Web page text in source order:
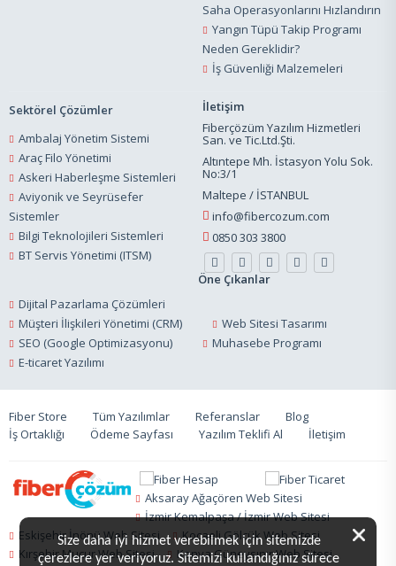
Saha Operasyonlarını Hızlandırın
Yangın Tüpü Takip Programı
Neden Gereklidir?
İş Güvenliği Malzemeleri
Sektörel Çözümler
Ambalaj Yönetim Sistemi
Araç Filo Yönetimi
Askeri Haberleşme Sistemleri
Aviyonik ve Seyrüsefer
Sistemler
Bilgi Teknolojileri Sistemleri
BT Servis Yönetimi (ITSM)
İletişim
Fiberçözüm Yazılım Hizmetleri
San. ve Tic.Ltd.Şti.
Altıntepe Mh. İstasyon Yolu Sok.
No:3/1
Maltepe / İSTANBUL
info@fibercozum.com
0850 303 3800
Öne Çıkanlar
Dijital Pazarlama Çözümleri
Müşteri İlişkileri Yönetimi (CRM)
Web Sitesi Tasarımı
SEO (Google Optimizasyonu)
Muhasebe Programı
E-ticaret Yazılımı
Fiber Store Tüm Yazılımlar Referanslar
Blog
İş Ortaklığı
Ödeme Sayfası Yazılım Teklifi Al İletişim
Aksaray Ağaçören Web Sitesi
İzmir Kemalpaşa / İzmir Web Sitesi
Eskişehir İnönü Web Sitesi
Kocaeli Gölcük Web Sitesi
Kırşehir Mucur Web Sitesi
Konya Güneysınır Web Sitesi
Size daha iyi hizmet verebilmek için sitemizde
çerezlere yer veriyoruz. Sitemizi kullandığınız sürece